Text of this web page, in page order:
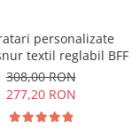
personalizate
textil reglabil BFF
308,00 RON
277,20 RON